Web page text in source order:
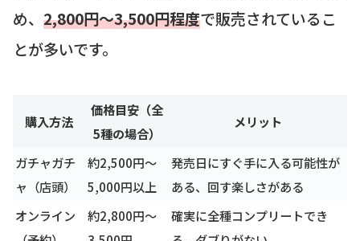
め、 2,800円〜3,500円程度で販売されているこ
とが多いです。
購入方法
価格目安（全
5種の場合）
メリット
ガチャガチ
ャ（店頭）
約2,500円〜
5,000円以上
発売日にすぐ手に入る可能性が
ある、回す楽しさがある
オンライン
約2,800円〜
確実に全種コンプリートでき